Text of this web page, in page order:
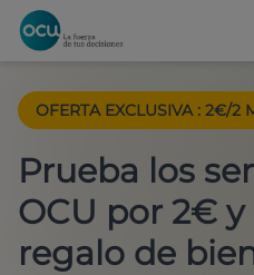
OFERTA EXCLUSIVA : 2€/2
Prueba los
OCU por 2€
regalo de